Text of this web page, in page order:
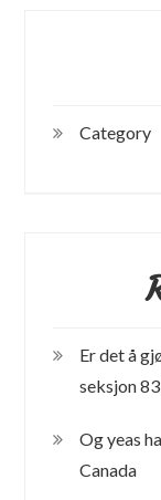
Category
Er det å
seksjon
Og yeas
Canada